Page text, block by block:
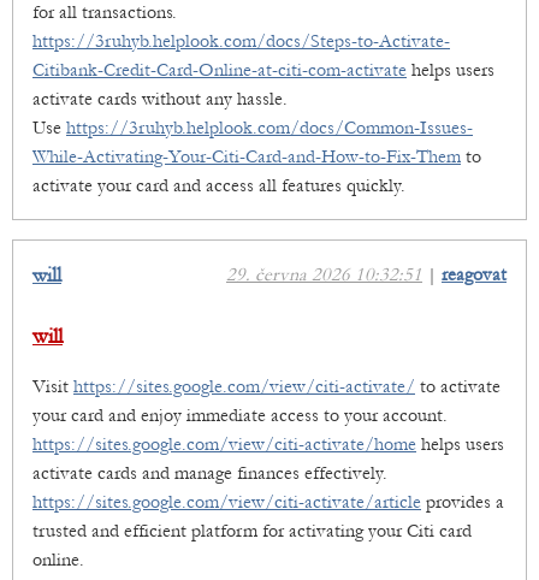
for all transactions.
https://3ruhyb.helplook.com/docs/Steps-to-Activate-
Citibank-Credit-Card-Online-at-citi-com-activate helps users
activate cards without any hassle.
Use https://3ruhyb.helplook.com/docs/Common-Issues-
While-Activating-Your-Citi-Card-and-How-to-Fix-Them to
activate your card and access all features quickly.
29. června 2026 10:32:51 | reagovat
will
will
Visit https://sites.google.com/view/citi-activate/ to activate
your card and enjoy immediate access to your account.
https://sites.google.com/view/citi-activate/home helps users
activate cards and manage finances effectively.
https://sites.google.com/view/citi-activate/article provides a
trusted and efficient platform for activating your Citi card
online.